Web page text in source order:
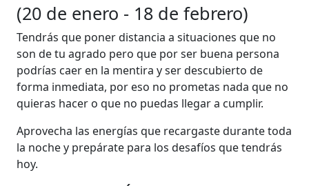
(20 de enero - 18 de febrero)
Tendrás que poner distancia a situaciones que no
son de tu agrado pero que por ser buena persona
podrías caer en la mentira y ser descubierto de
forma inmediata, por eso no prometas nada que no
quieras hacer o que no puedas llegar a cumplir.
Aprovecha las energías que recargaste durante toda
la noche y prepárate para los desafíos que tendrás
hoy.